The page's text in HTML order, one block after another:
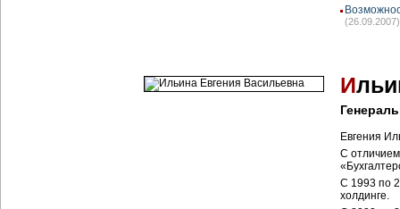
(26.09.2007)
И
Евгения
С
С 1993 по
холдинге.